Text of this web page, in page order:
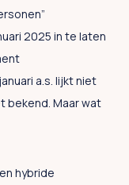
2025 in te laten
a.s. lijkt niet
bekend. Maar wat
hybride